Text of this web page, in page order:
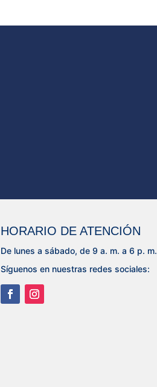
HORARIO DE ATENCIÓN
De lunes a sábado, de 9 a. m. a 6 p. m.
Síguenos en nuestras redes sociales: